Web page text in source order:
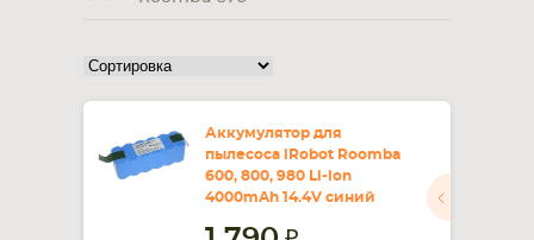
Аккумулятор для
пылесоса iRobot Roomba
600, 800, 980 Li-ion
4000mAh 14.4V синий